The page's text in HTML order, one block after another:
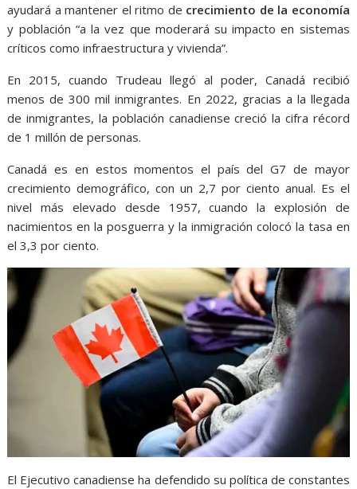
ayudará a mantener el ritmo de crecimiento de la economía
y población “a la vez que moderará su impacto en sistemas
críticos como infraestructura y vivienda”.
En 2015, cuando Trudeau llegó al poder, Canadá recibió
menos de 300 mil inmigrantes. En 2022, gracias a la llegada
de inmigrantes, la población canadiense creció la cifra récord
de 1 millón de personas.
Canadá es en estos momentos el país del G7 de mayor
crecimiento demográfico, con un 2,7 por ciento anual. Es el
nivel más elevado desde 1957, cuando la explosión de
nacimientos en la posguerra y la inmigración colocó la tasa en
el 3,3 por ciento.
El Ejecutivo canadiense ha defendido su política de constantes